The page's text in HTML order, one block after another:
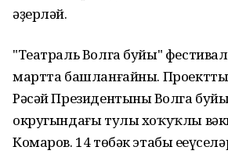
әҙерләй.
"Театраль Волга буйы"
мартта башланғайны.
Рәсәй Президентының Волга
округындағы тулы хоҡуҡлы
Комаров. 14 төбәк этабы